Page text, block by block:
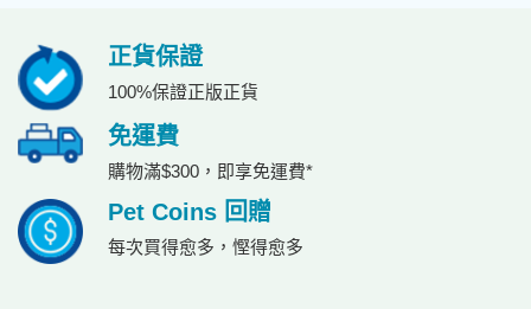
正貨保證
100%保證正版正貨
免運費
購物滿$300，即享免運費*
Pet Coins 回贈
每次買得愈多，慳得愈多